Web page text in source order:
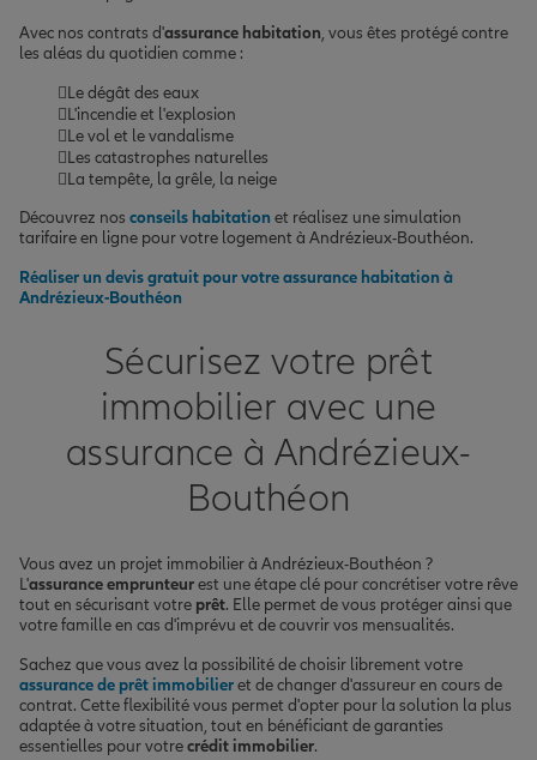
Avec nos contrats d'assurance habitation, vous êtes protégé contre
les aléas du quotidien comme :
Le dégât des eaux
L'incendie et l'explosion
Le vol et le vandalisme
Les catastrophes naturelles
La tempête, la grêle, la neige
Découvrez nos conseils habitation et réalisez une simulation
tarifaire en ligne pour votre logement à Andrézieux-Bouthéon.
Réaliser un devis gratuit pour votre assurance habitation à
Andrézieux-Bouthéon
Sécurisez votre prêt
immobilier avec une
assurance à Andrézieux-
Bouthéon
Vous avez un projet immobilier à Andrézieux-Bouthéon ?
L'assurance emprunteurest une étape clé pour concrétiser votre rêve
tout en sécurisant votre prêt. Elle permet de vous protéger ainsi que
votre famille en cas d'imprévu et de couvrir vos mensualités.
Sachez que vous avez la possibilité de choisir librement votre
assurance de prêt immobilieret de changer d'assureur en cours de
contrat. Cette flexibilité vous permet d'opter pour la solution la plus
adaptée à votre situation, tout en bénéficiant de garanties
essentielles pour votrecrédit immobilier.